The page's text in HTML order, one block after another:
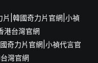
|韓國奇力片官網|小禎
港台灣官網
奇力片官網|小禎代言官
灣官網